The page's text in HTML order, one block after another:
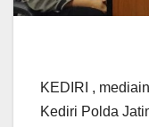
KEDIRI ,
Kediri Polda